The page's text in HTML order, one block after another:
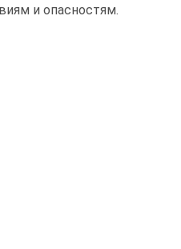
и опасностям.